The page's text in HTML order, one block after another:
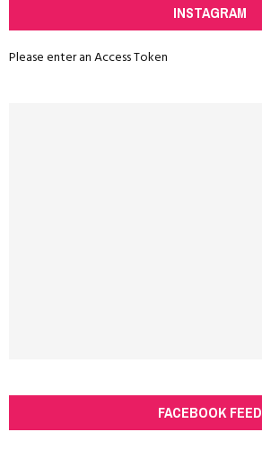
INSTAGRAM
Please enter an Access Token
FACEBOOK FEED